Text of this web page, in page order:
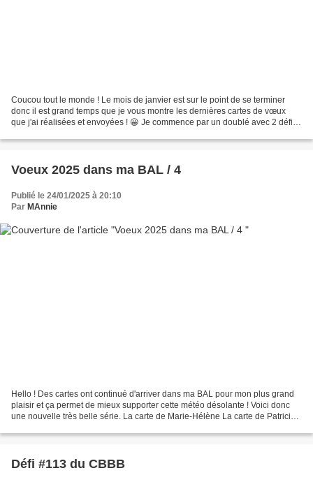
Coucou tout le monde ! Le mois de janvier est sur le point de se terminer
donc il est grand temps que je vous montre les dernières cartes de vœux
que j'ai réalisées et envoyées ! 😀 Je commence par un doublé avec 2 défis
Voeux 2025 dans ma BAL / 4
Publié le 24/01/2025 à 20:10
Par MAnnie
Hello ! Des cartes ont continué d'arriver dans ma BAL pour mon plus grand
plaisir et ça permet de mieux supporter cette météo désolante ! Voici donc
une nouvelle très belle série. La carte de Marie-Hélène La carte de Patricia
Défi #113 du CBBB